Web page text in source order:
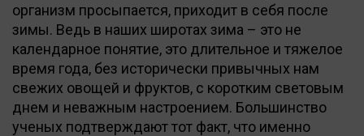
организм просыпается, приходит в себя после
зимы. Ведь в наших широтах зима – это не
календарное понятие, это длительное и тяжелое
время года, без исторически привычных нам
свежих овощей и фруктов, с коротким световым
днем и неважным настроением. Большинство
ученых подтверждают тот факт, что именно